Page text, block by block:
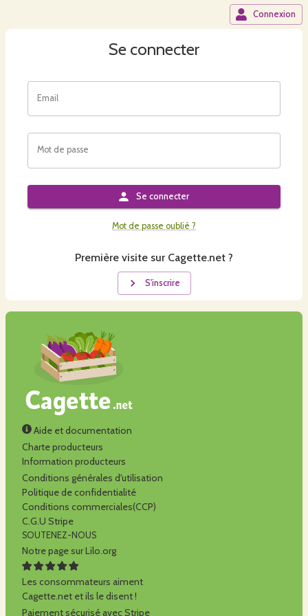
Connexion
Se connecter
Email
Mot de passe
Se connecter
Mot de passe oublié ?
Première visite sur Cagette.net ?
S'inscrire
Aide et documentation
Charte producteurs
Information producteurs
Conditions générales d'utilisation
Politique de confidentialité
Conditions commerciales(CCP)
C.G.U Stripe
SOUTENEZ-NOUS
Notre page sur Lilo.org
Les consommateurs aiment
Cagette.net et ils le disent !
Paiement sécurisé avec Stripe